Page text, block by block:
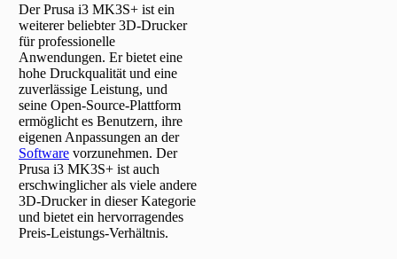
Der Prusa i3 MK3S+ ist ein
weiterer beliebter 3D-Drucker
für professionelle
Anwendungen. Er bietet eine
hohe Druckqualität und eine
zuverlässige Leistung, und
seine Open-Source-Plattform
ermöglicht es Benutzern, ihre
eigenen Anpassungen an der
Software vorzunehmen. Der
Prusa i3 MK3S+ ist auch
erschwinglicher als viele andere
3D-Drucker in dieser Kategorie
und bietet ein hervorragendes
Preis-Leistungs-Verhältnis.